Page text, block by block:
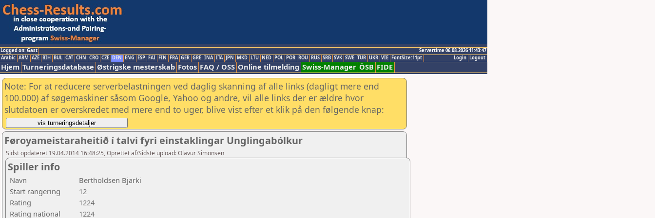
Logged on: Gast
Servertime 06.08.2026 11:43:47
Logout
Login
Arabic ARM AZE BIH BUL CAT CHN CRO CZE DEN ENG ESP FAI FIN FRA GER GRE INA ITA JPN MKD LTU NED POL POR ROU RUS SRB SVK SWE TUR UKR VIE FontSize:11pt
Hjem Turneringsdatabase Østrigske mesterskab Fotos FAQ / OSS Online tilmelding Swiss-Manager ÖSB FIDE
Note: For at reducere serverbelastningen ved daglig skanning af alle links (dagligt mere end
100.000) af søgemaskiner såsom Google, Yahoo og andre, vil alle links der er ældre hvor
slutdatoen er overskredet med mere end to uger, blive vist efter et klik på den følgende knap:
Føroyameistaraheitið í talvi fyri einstaklingar Unglingabólkur
Sidst opdateret 19.04.2014 16:48:25, Oprettet af/Sidste upload: Olavur Simonsen
Spiller info
Navn
Bertholdsen Bjarki
Start rangering
12
Rating
1224
Rating national
1224